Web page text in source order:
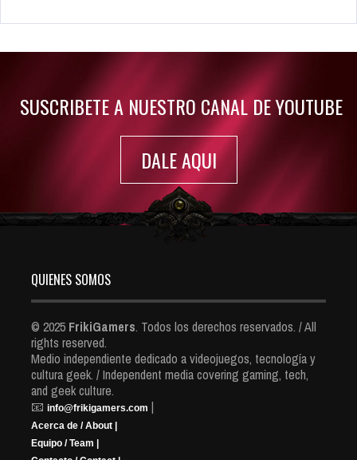
Rumor: Se filtran los primeros detalles de Resident Evil 9
SUSCRIBETE A NUESTRO CANAL DE YOUTUBE
DALE AQUI
QUIENES SOMOS
© 2025 FrikiGamers. Todos los derechos reservados. / All
rights reserved.
Medio independiente dedicado a videojuegos, tecnología y
cultura geek. / Independent media covering gaming, tech,
and geek culture.
📧 info@frikigamers.com |
Acerca de / About |
Equipo / Team |